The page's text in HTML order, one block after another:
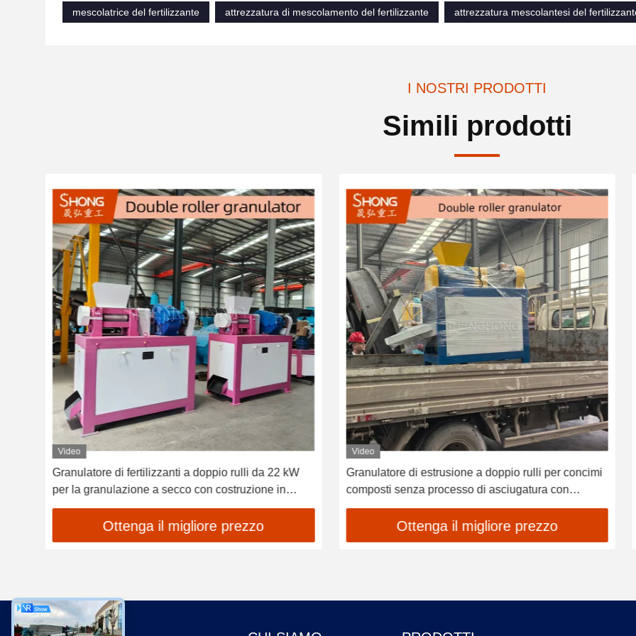
mescolatrice del fertilizzante attrezzatura di mescolamento del fertilizzante attrezzatura mescolantesi del
I NOSTRI PRODOTTI
Simili prodotti
Video
Granulatore di fertilizzanti a doppio rulli da 22 kW
per la granulazione a secco con costruzione in
acciaio al carbonio
Ottenga il migliore prezzo
Video
Granulatore di estrusione a doppio rulli per concimi
composti senza processo di asciugatura con
conchiglia a rulli resistente all'usura e rendimento
ottimizzatoOttenga il migliore prezzo